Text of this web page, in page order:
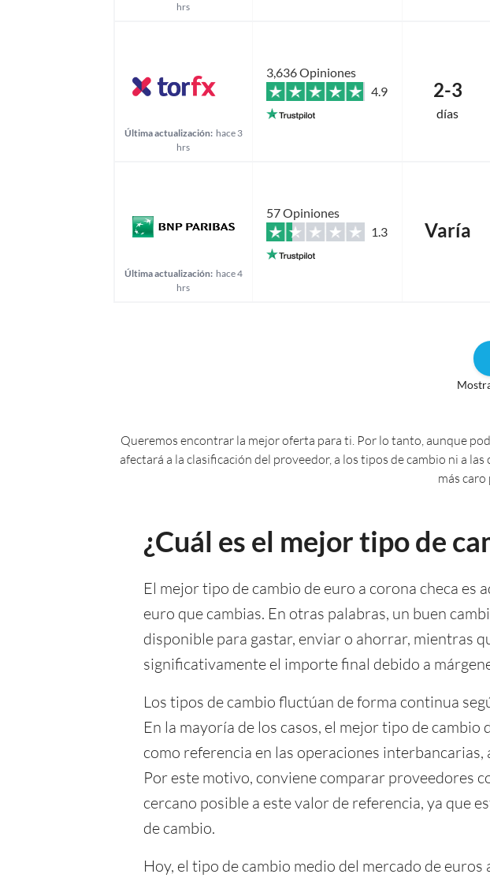
hrs
Última actualización: hace 3
hrs
3,636 Opiniones
4.9
2-3
días
Última actualización: hace 4
hrs
57 Opiniones
1.3
Varía
Queremos encontrar la mejor oferta para ti. Por lo tanto, aunque
afectará a la clasificación del proveedor, a los tipos de cambio ni a
más caro
¿Cuál es el mejor tipo de
El mejor tipo de cambio de euro a corona checa
euro que cambias. En otras palabras, un buen
disponible para gastar, enviar o ahorrar, mientras
significativamente el importe final debido a
Los tipos de cambio fluctúan de forma continua
En la mayoría de los casos, el mejor tipo de
como referencia en las operaciones
Por este motivo, conviene comparar proveedores
cercano posible a este valor de referencia, ya que
de cambio.
Hoy, el tipo de cambio medio del mercado de